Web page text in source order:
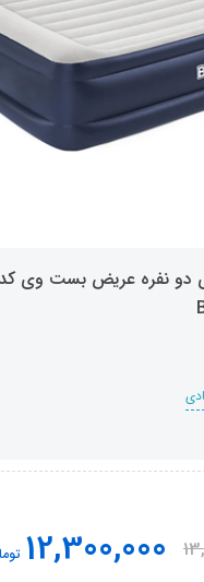
دو نفره عریض بست وی
12,300,000